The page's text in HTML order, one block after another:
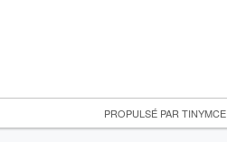
PROPULSÉ PAR TINYMCE